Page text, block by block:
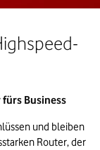
Business
und bleiben
Router, der